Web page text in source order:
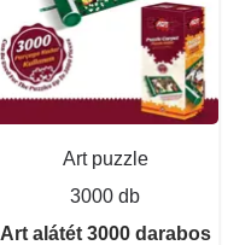
Art puzzle
3000 db
Art alátét 3000 darabos